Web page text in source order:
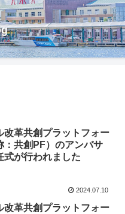
改革共創プラットフォー
：共創PF）のアンバサ
式が行われました
2024.07.10
改革共創プラットフォー